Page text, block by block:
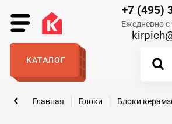
+7 (495)
Ежедневно с
КАТАЛОГ
Главная Блоки Блоки